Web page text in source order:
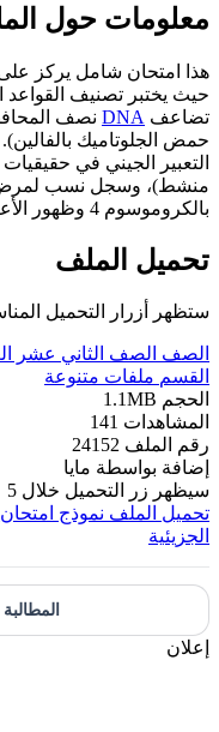
معلومات حول
هذا امتحان شامل يركز على
حيث يختبر تصنيف القواعد
تضاعف DNAنصف
حمض الجلوتاميك
التعبير الجيني في
منشط)، وسجل نسب لمرض
بالكروموسوم 4 وظهور الأعراض بعد الثلاثين.
تحميل الملف
ستظهر أزرار التحميل
الصف الصف الثاني عشر
القسم ملفات متنوعة
الحجم 1.1MB
المشاهدات 141
رقم الملف 24152
إضافة بواسطة مايا
سيظهر زر التحميل خلال 5
تحميل الملف نموذج
الجزيئية
إعلان